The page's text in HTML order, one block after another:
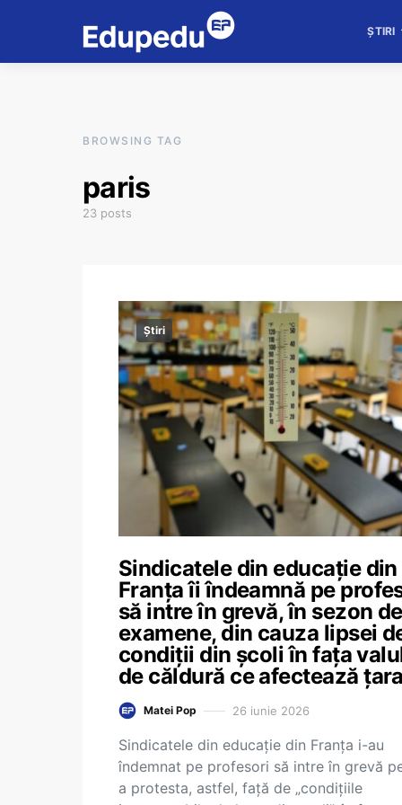
ȘTIRI
BROWSING TAG
paris
23 posts
Știri
Sindicatele din educație din
Franța îi îndeamnă pe
să intre în grevă, în sezon de
examene, din cauza lipsei
condiții din școli în fața
de căldură ce afectează
Matei Pop 26 iunie 2026
Sindicatele din educație din Franța i-au
îndemnat pe profesori să intre în grevă
a protesta, astfel, față de „condițiile